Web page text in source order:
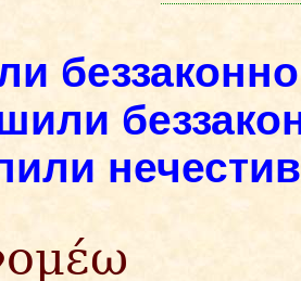
беззаконно